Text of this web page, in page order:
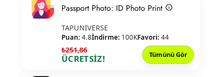
Passport Photo: ID Photo Print
TAPUNIVERSE
Puan: 4.8İndirme: 100KFavori: 44
₺251,86
ÜCRETSİZ! Tümünü Gör